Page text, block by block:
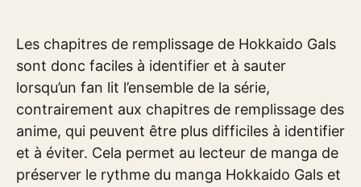
Les chapitres de remplissage de Hokkaido Gals
sont donc faciles à identifier et à sauter
lorsqu’un fan lit l’ensemble de la série,
contrairement aux chapitres de remplissage des
anime, qui peuvent être plus difficiles à identifier
et à éviter. Cela permet au lecteur de manga de
préserver le rythme du manga Hokkaido Gals et